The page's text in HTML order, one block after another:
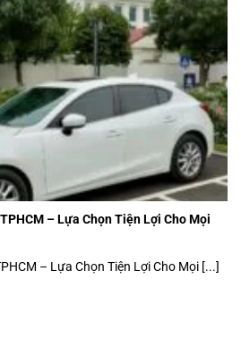
– Lựa Chọn Tiện Lợi Cho Mọi
– Lựa Chọn Tiện Lợi Cho Mọi [...]